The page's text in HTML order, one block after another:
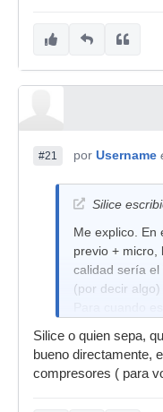
#21 por Username
Silice
Me explico. En
previo + micro,
calidad sería el
(por decir
Para cuando
importante,
creo que,
principio, mejor
Silice o quien sepa,
bueno directamente,
compresores ( para